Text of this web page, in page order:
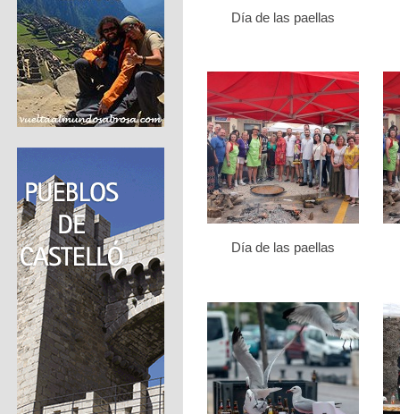
Día de las paellas
Día de las paellas